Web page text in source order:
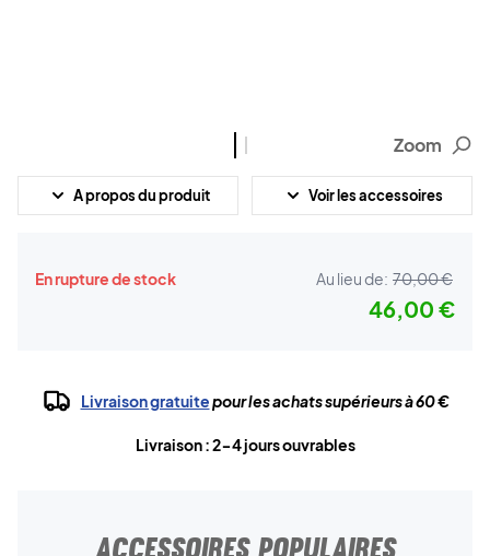
Zoom
A propos du produit Voir les accessoires
En rupture de stock Au lieu de: 70,00 €
46,00 €
Livraison gratuitepour les achats supérieurs à 60 €
Livraison : 2-4 jours ouvrables
ACCESSOIRES POPULAIRES